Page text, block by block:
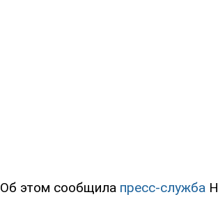
Об этом сообщила пресс-служба